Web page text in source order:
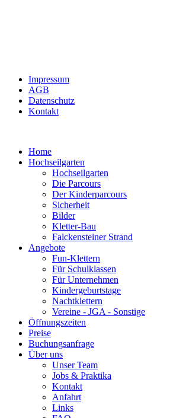
Impressum
AGB
Datenschutz
Kontakt
Home
Hochseilgarten
Hochseilgarten
Die Parcours
Der Kinderparcours
Sicherheit
Bilder
Kletter-Bau
Falckensteiner Strand
Angebote
Fun-Klettern
Für Schulklassen
Für Unternehmen
Kindergeburtstage
Nachtklettern
Vereine - JGA - Sonstige
Öffnungszeiten
Preise
Buchungsanfrage
Über uns
Unser Team
Jobs & Praktika
Kontakt
Anfahrt
Links